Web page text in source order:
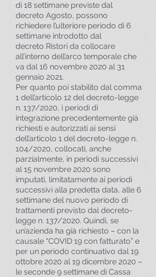
di 18 settimane previste dal
decreto Agosto, possono
richiedere l’ulteriore periodo di 6
settimane introdotto dal
decreto Ristori da collocare
all’interno dell’arco temporale che
va dal 16 novembre 2020 al 31
gennaio 2021.
Per quanto poi stabilito dal comma
1 dell’articolo 12 del decreto-legge
n. 137/2020, i periodi di
integrazione precedentemente già
richiesti e autorizzati ai sensi
dell’articolo 1 del decreto-legge n.
104/2020, collocati, anche
parzialmente, in periodi successivi
al 15 novembre 2020 sono
imputati, limitatamente ai periodi
successivi alla predetta data, alle 6
settimane del nuovo periodo di
trattamenti previsto dal decreto-
legge n. 137/2020. Quindi, se
un’azienda ha già richiesto – con la
causale “COVID 19 con fatturato” e
per un periodo continuativo dal 19
ottobre 2020 al 19 dicembre 2020 –
le seconde 9 settimane di Cassa